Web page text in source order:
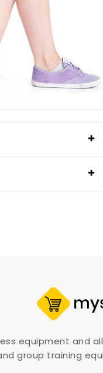
equipment and
group training